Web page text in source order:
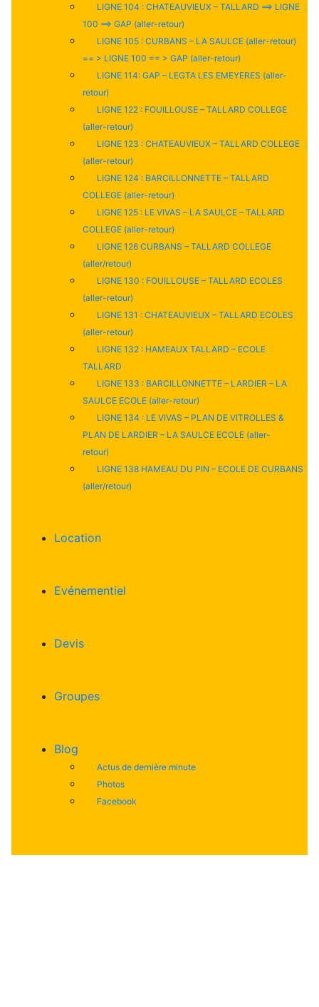
LIGNE 104 : CHATEAUVIEUX – TALLARD ==> LIGNE
100 ==> GAP (aller-retour)
LIGNE 105 : CURBANS – LA SAULCE (aller-retour)
== > LIGNE 100 == > GAP (aller-retour)
LIGNE 114: GAP – LEGTA LES EMEYERES (aller-
retour)
LIGNE 122 : FOUILLOUSE – TALLARD COLLEGE
(aller-retour)
LIGNE 123 : CHATEAUVIEUX – TALLARD COLLEGE
(aller-retour)
LIGNE 124 : BARCILLONNETTE – TALLARD
COLLEGE (aller-retour)
LIGNE 125 : LE VIVAS – LA SAULCE – TALLARD
COLLEGE (aller-retour)
LIGNE 126 CURBANS – TALLARD COLLEGE
(aller/retour)
LIGNE 130 : FOUILLOUSE – TALLARD ECOLES
(aller-retour)
LIGNE 131 : CHATEAUVIEUX – TALLARD ECOLES
(aller-retour)
LIGNE 132 : HAMEAUX TALLARD – ECOLE
TALLARD
LIGNE 133 : BARCILLONNETTE – LARDIER – LA
SAULCE ECOLE (aller-retour)
LIGNE 134 : LE VIVAS – PLAN DE VITROLLES &
PLAN DE LARDIER – LA SAULCE ECOLE (aller-
retour)
LIGNE 138 HAMEAU DU PIN – ECOLE DE CURBANS
(aller/retour)
Location
Evénementiel
Devis
Groupes
Blog
Actus de dernière minute
Photos
Facebook